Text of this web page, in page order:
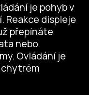
je pohyb v
Reakce displeje
přepínáte
nebo
Ovládání je